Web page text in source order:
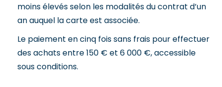
moins élevés selon les modalités du contrat d’un
an auquel la carte est associée.
Le paiement en cinq fois sans frais pour effectuer
des achats entre 150 € et 6 000 €, accessible
sous conditions.